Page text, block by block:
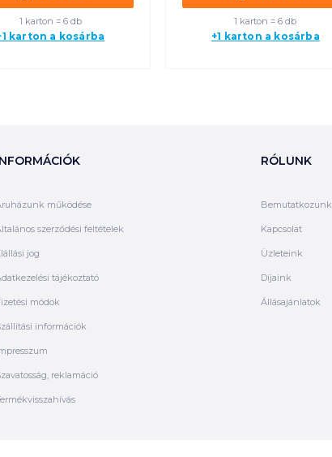
1 karton = 6 db
karton a kosárba
1 karton = 6 db
+1 karton a kosárba
működése
szerződési feltételek
jog
tájékoztató
módok
információk
reklamáció
RÓLUNK
Bemutatkozunk
Kapcsolat
Üzleteink
Díjaink
Állásajánlatok